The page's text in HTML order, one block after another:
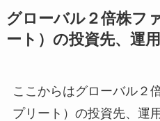
グローバル２倍株フ
ート）の投資先、運
ここからはグローバル２
プリート）の投資先、運